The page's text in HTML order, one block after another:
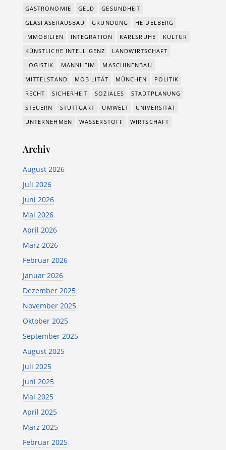
GASTRONOMIE
GELD
GESUNDHEIT
GLASFASERAUSBAU
GRÜNDUNG
HEIDELBERG
IMMOBILIEN
INTEGRATION KARLSRUHE
KULTUR
KÜNSTLICHE INTELLIGENZ
LANDWIRTSCHAFT
LOGISTIK
MANNHEIM
MASCHINENBAU
MITTELSTAND
MOBILITÄT MÜNCHEN
POLITIK
RECHT
SICHERHEIT SOZIALES
STADTPLANUNG
STEUERN
STUTTGART UMWELT
UNIVERSITÄT
UNTERNEHMEN
WASSERSTOFF WIRTSCHAFT
Archiv
August 2026
Juli 2026
Juni 2026
Mai 2026
April 2026
März 2026
Februar 2026
Januar 2026
Dezember 2025
November 2025
Oktober 2025
September 2025
August 2025
Juli 2025
Juni 2025
Mai 2025
April 2025
März 2025
Februar 2025